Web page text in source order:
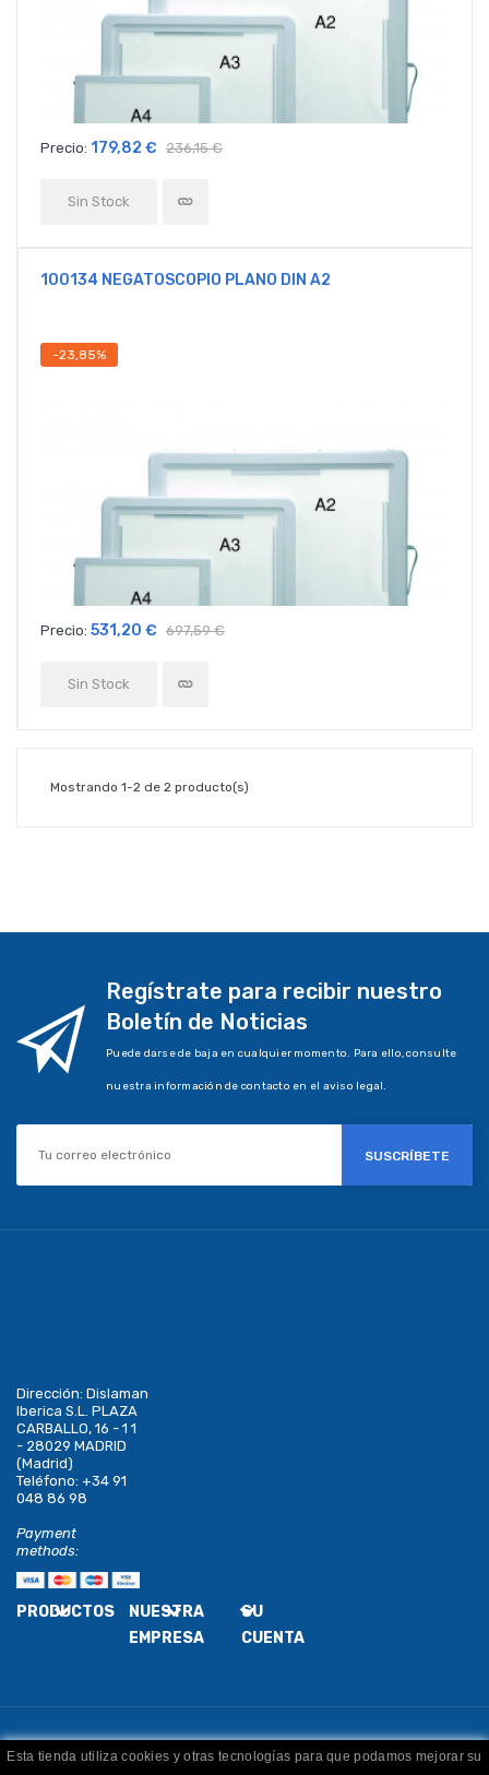
Precio: 179,82 € 236,15 €
Sin Stock
100134 NEGATOSCOPIO PLANO DIN A2
-23,85%
Precio: 531,20 € 697,59 €
Sin Stock
Mostrando 1-2 de 2 producto(s)
Regístrate para recibir nuestro
Boletín de Noticias
Puede darse de baja en cualquier momento. Para ello, consulte
nuestra información de contacto en el aviso legal.
SUSCRÍBETE
Dirección: Dislaman
Iberica S.L. PLAZA
CARBALLO, 16 - 1 1
- 28029 MADRID
(Madrid)
Teléfono: +34 91
048 86 98
Payment
methods:
PRODUCTOS
NUESTRA
EMPRESA
SU
CUENTA
Esta tienda utiliza cookies y otras tecnologías para que podamos mejorar su
Dislaman . Todos los derechos reservados